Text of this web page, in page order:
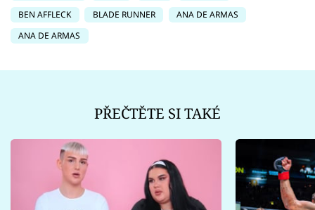
BEN AFFLECK
BLADE RUNNER
ANA DE ARMAS
ANA DE ARMAS
PŘEČTĚTE SI TAKÉ